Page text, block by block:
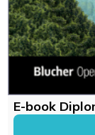
E-book